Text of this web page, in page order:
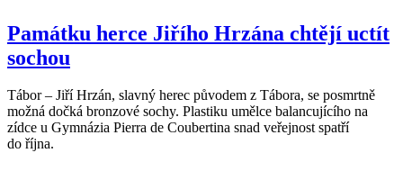
Památku herce Jiřího Hrzána chtějí uctít
sochou
Tábor – Jiří Hrzán, slavný herec původem z Tábora, se posmrtně
možná dočká bronzové sochy. Plastiku umělce balancujícího na
zídce u Gymnázia Pierra de Coubertina snad veřejnost spatří
do října.